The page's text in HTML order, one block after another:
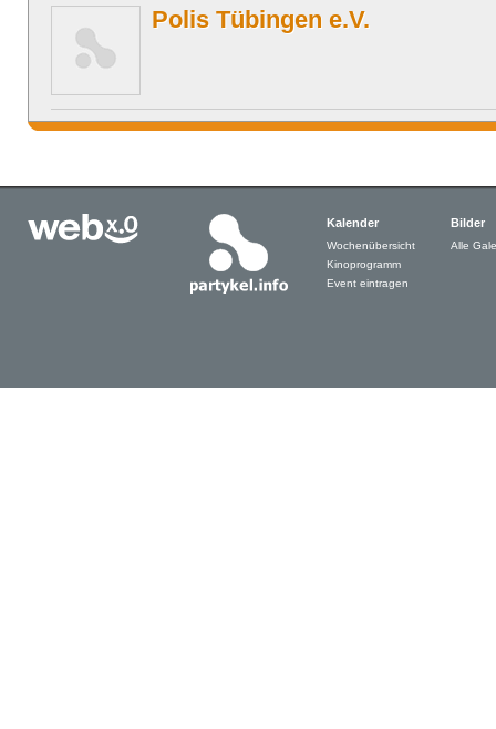
Polis Tübingen e.V.
Kalender
Wochenübersicht
Kinoprogramm
Event eintragen
Bilder
Alle